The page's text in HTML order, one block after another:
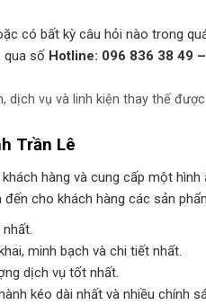
có bất kỳ câu hỏi nào trong
qua số Hotline: 096 836 38 49
dịch vụ và linh kiện thay thế
Trần Lê
hàng và cung cấp một
cho khách hàng các sản
minh bạch và chi tiết nhất.
dịch vụ tốt nhất.
kéo dài nhất và nhiều chính